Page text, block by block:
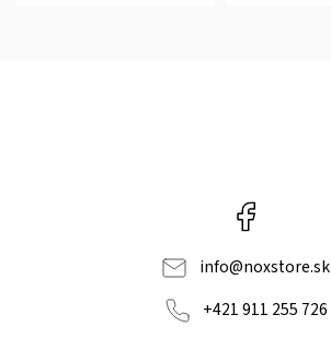
info@noxstore.sk
+421 911 255 726